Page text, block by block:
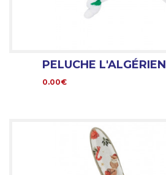
PELUCHE L'ALGÉRIEN
0.00€